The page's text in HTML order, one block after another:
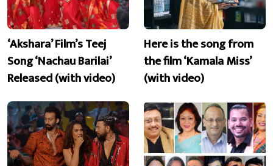
‘Akshara’ Film’s Teej
Song ‘Nachau Barilai’
Released (with video)
Here is the song from
the film ‘Kamala Miss’
(with video)